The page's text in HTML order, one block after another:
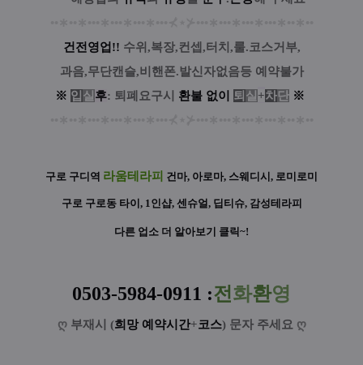
건전영업!! 수위,복장,컨셉,터치,룰.코스거부,
과음,무단캔슬,비핸폰.발신자없음등 예약불가
※ 입 실 후: 퇴폐요구시 환불 없이 퇴 실 +차단 ※
구로 구디역 라움테라피 건마, 아로마, 스웨디시, 로미로미
구로 구로동 타이, 1인샵, 센슈얼, 딥티슈, 감성테라피
다른 업소 더 알아보기 클릭~!
0503-5984-0911 :전화환영
ღ 부재시 (희망 예약시간+코스) 문자 주세요 ღ